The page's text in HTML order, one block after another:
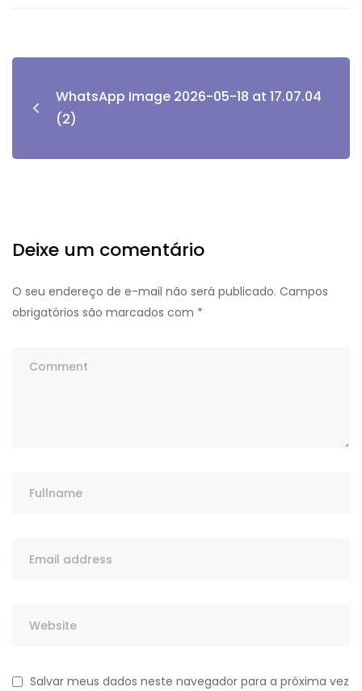
WhatsApp Image 2026-05-18 at 17.07.04
(2)
Deixe um comentário
O seu endereço de e-mail não será publicado. Campos
obrigatórios são marcados com *
Salvar meus dados neste navegador para a próxima vez